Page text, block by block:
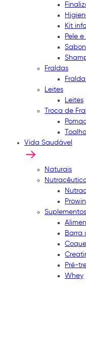
Kit
Pele
Fraldas
Leites
Leites
Troca de
Vida Saudável
Naturais
Prowin
Suplementos
Barra
Pré-
Whey